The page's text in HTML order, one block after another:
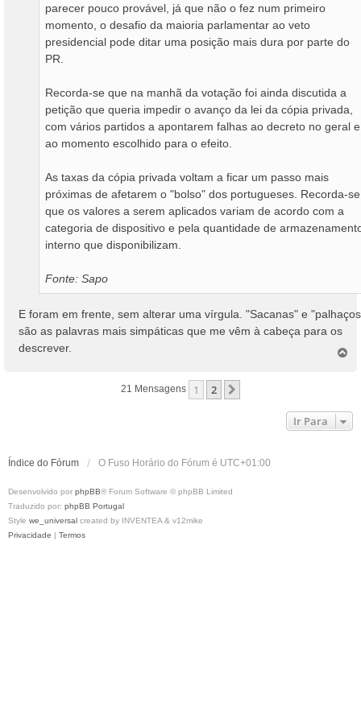
parecer pouco provável, já que não o fez num primeiro
momento, o desafio da maioria parlamentar ao veto
presidencial pode ditar uma posição mais dura por parte do
PR.
Recorda-se que na manhã da votação foi ainda discutida a
petição que queria impedir o avanço da lei da cópia privada,
com vários partidos a apontarem falhas ao decreto no geral e
ao momento escolhido para o efeito.
As taxas da cópia privada voltam a ficar um passo mais
próximas de afetarem o "bolso" dos portugueses. Recorda-se
que os valores a serem aplicados variam de acordo com a
categoria de dispositivo e pela quantidade de
interno que disponibilizam.
Fonte: Sapo
E foram em frente, sem alterar uma vírgula. "Sacanas" e
são as palavras mais simpáticas que me vêm à cabeça para os
descrever.
21 Mensagens 1 2
Ir Para
Índice do Fórum O Fuso Horário do Fórum é UTC+01:00
Desenvolvido por phpBB® Forum Software © phpBB Limited
Traduzido por: phpBB Portugal
Style we_universal created by INVENTEA & v12mike
Privacidade | Termos